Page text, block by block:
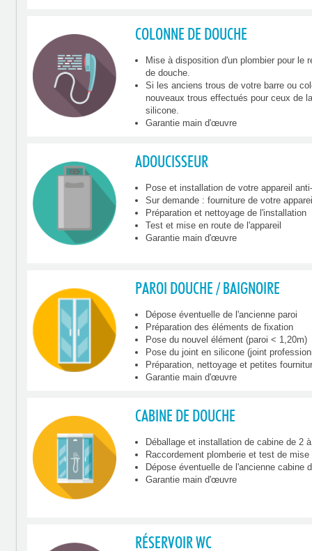
COLONNE DE DOUCHE
Mise à disposition d'un plombier pour le
de douche.
Si les anciens trous de votre barre ou
nouveaux trous effectués pour ceux de
silicone.
Garantie main d'œuvre
ADOUCISSEUR
Pose et installation de votre appareil
Sur demande : fourniture de votre
Préparation et nettoyage de l'installation
Test et mise en route de l'appareil
Garantie main d'œuvre
PAROI DOUCHE / BAIGNOIRE
Dépose éventuelle de l'ancienne paroi
Préparation des éléments de fixation
Pose du nouvel élément (paroi < 1,20m)
Pose du joint en silicone (joint
Préparation, nettoyage et petites
Garantie main d'œuvre
CABINE DE DOUCHE
Déballage et installation de cabine de 2
Raccordement plomberie et test de mise
Dépose éventuelle de l'ancienne cabine
Garantie main d'œuvre
RÉSERVOIR WC